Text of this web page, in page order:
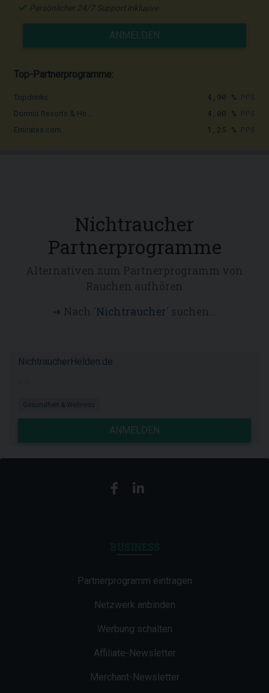
Persönlicher 24/7 Support inklusive
ANMELDEN
Top-Partnerprogramme:
Topdrinks 4,90 %
Dormio Resorts & Ho... 4,00 %
Emirates.com 1,25 %
Nichtraucher
Partnerprogramme
Nichtraucher
NichtraucherHelden.de
Gesundheit & Wellness
ANMELDEN
Partnerprogramm eintragen
Netzwerk anbinden
Werbung schalten
Affiliate-Newsletter
Merchant-Newsletter